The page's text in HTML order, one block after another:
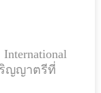
ริญญาตรีที่